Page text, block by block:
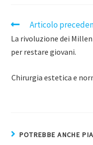
Articolo
La rivoluzione dei
per restare giovani.
Chirurgia estetica e
POTREBBE ANCHE